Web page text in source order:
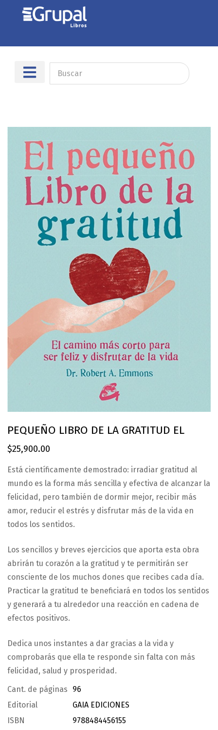
PEQUEÑO LIBRO DE LA GRATITUD EL
$25,900.00
Está científicamente demostrado: irradiar gratitud al
mundo es la forma más sencilla y efectiva de alcanzar la
felicidad, pero también de dormir mejor, recibir más
amor, reducir el estrés y disfrutar más de la vida en
todos los sentidos.
Los sencillos y breves ejercicios que aporta esta obra
abrirán tu corazón a la gratitud y te permitirán ser
consciente de los muchos dones que recibes cada día.
Practicar la gratitud te beneficiará en todos los sentidos
y generará a tu alrededor una reacción en cadena de
efectos positivos.
Dedica unos instantes a dar gracias a la vida y
comprobarás que ella te responde sin falta con más
felicidad, salud y prosperidad.
Cant. de páginas
96
Editorial
GAIA EDICIONES
ISBN
9788484456155